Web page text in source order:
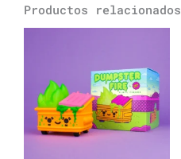
Productos relacionados